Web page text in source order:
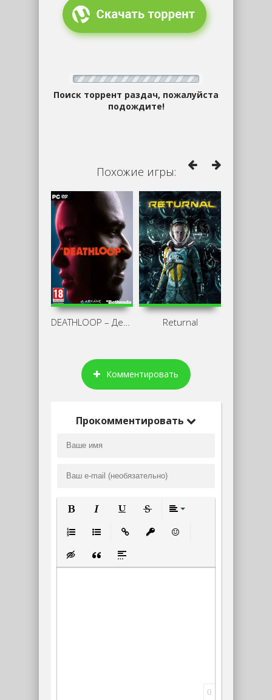
Поиск торрент раздач, пожалуйста
подождите!
Похожие игры:
DEATHLOOP – День сурка Returnal
Комментировать
Прокомментировать
Нумерованный список
Вставка скрытого текста
Вставка цитаты
Вставка спойлера
0